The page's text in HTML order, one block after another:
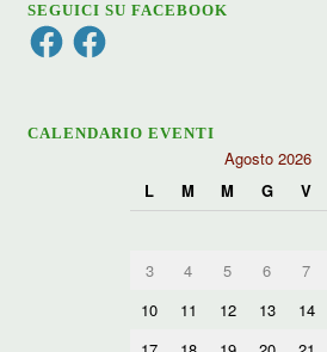
SEGUICI SU FACEBOOK
FacebookFacebook
CALENDARIO EVENTI
Agosto 2026
L
M M G V
3
4 5 6 7
10
11 12 13 14